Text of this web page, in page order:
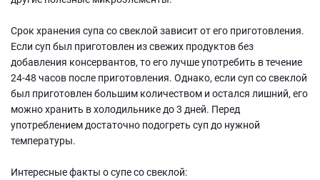
Срок хранения супа со свеклой зависит от его приготовления.
Если суп был приготовлен из свежих продуктов без
добавления консервантов, то его лучше употребить в течение
24-48 часов после приготовления. Однако, если суп со свеклой
был приготовлен большим количеством и остался лишний, его
можно хранить в холодильнике до 3 дней. Перед
употреблением достаточно подогреть суп до нужной
температуры.
Интересные факты о супе со свеклой: